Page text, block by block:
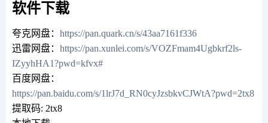
软件下载
夸克网盘： https://pan.quark.cn/s/43aa7161f336
迅雷网盘： https://pan.xunlei.com/s/VOZFmam4Ugbkrf2ls-
IZyyhHA1?pwd=kfvx#
百度网盘：
https://pan.baidu.com/s/1lrJ7d_RN0cyJzsbkvCJWtA?pwd=2tx8
提取码: 2tx8